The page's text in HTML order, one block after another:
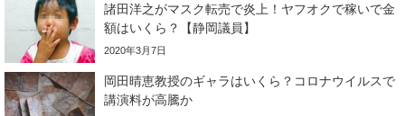
諸田洋之がマスク転売で炎上！ヤフオクで稼いで金
額はいくら？【静岡議員】
2020年3月7日
岡田晴恵教授のギャラはいくら？コロナウイルスで
講演料が高騰か